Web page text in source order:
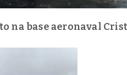
na base aeronaval